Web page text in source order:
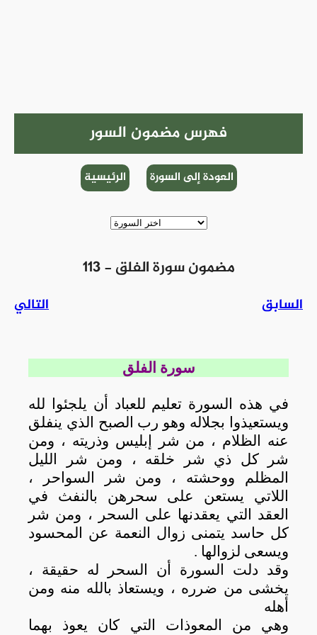
فهرس مضمون السور
الرئيسية العودة إلى السورة
113 - مضمون سورة الفلق
التالي السابق
سورة الفلق
في هذه السورة تعليم للعباد أن يلجئوا لله
ويستعيذوا بجلاله وهو رب الصبح الذي ينفلق
عنه الظلام ، من شر إبليس وذريته ، ومن
شر كل ذي شر خلقه ، ومن شر الليل
المظلم ووحشته ، ومن شر السواحر ،
اللاتي يستعن على سحرهن بالنفث في
العقد التي يعقدنها على السحر ، ومن شر
كل حاسد يتمنى زوال النعمة عن المحسود
ويسعى لزوالها .
وقد دلت السورة أن السحر له حقيقة ،
يخشى من ضرره ، ويستعاذ بالله منه ومن
أهله
وهي من المعوذات التي كان يعوذ بهما